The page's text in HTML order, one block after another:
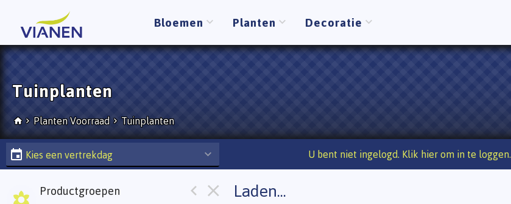
Bloemen Planten Decoratie
Tuinplanten
Planten Voorraad Tuinplanten
Kies een vertrekdag U bent niet ingelogd. Klik hier om in te loggen.
Productgroepen Laden...